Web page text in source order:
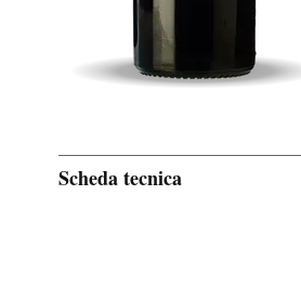
Scheda tecnica